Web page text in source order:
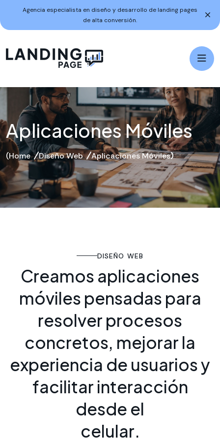
Agencia especialista en diseño y desarrollo de landing pages
de alta conversión.
Aplicaciones Móviles
Home Diseño Web Aplicaciones Móviles
DISEÑO WEB
Creamos aplicaciones
móviles pensadas para
resolver procesos
concretos, mejorar la
experiencia de usuariosy
facilitar interacción
desde el
celular.